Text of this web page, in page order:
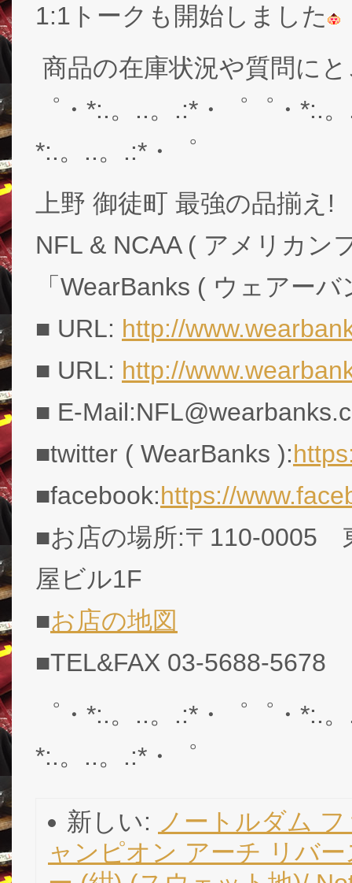
1:1トークも開始しました
商品の在庫状況や質問に
゜・*:.。..。.:*・゜゜・*:.
*:.。..。.:*・゜
上野 御徒町 最強の品揃え!
NFL & NCAA ( アメリカン
「WearBanks ( ウェアー
■ URL: http://
■ URL: http://
■ E-
■twitter ( WearBanks ):
■facebook:https://
■お店の場所:〒110-0005
屋ビル1F
■お店の地図
■TEL&FAX 03-5688-5678
゜・*:.。..。.:*・゜゜・*:.
*:.。..。.:*・゜
新しい: ノートルダム
ャンピオン アーチ リバ